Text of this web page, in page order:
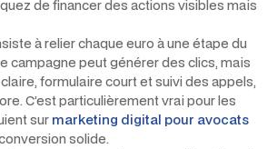
de financer des actions visibles mais
à relier chaque euro à une étape du
campagne peut générer des clics, mais
formulaire court et suivi des appels,
C’est particulièrement vrai pour les
sur marketing digital pour avocats
solide.